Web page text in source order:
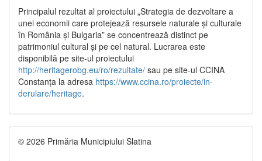
Principalul rezultat al proiectului „Strategia de dezvoltare a
unei economii care protejează resursele naturale și culturale
în România și Bulgaria” se concentrează distinct pe
patrimoniul cultural și pe cel natural. Lucrarea este
disponibilă pe site-ul proiectului
http://heritagerobg.eu/ro/rezultate/ sau pe site-ul CCINA
Constanța la adresa https://www.ccina.ro/proiecte/in-
derulare/heritage.
© 2026 Primăria Municipiului Slatina